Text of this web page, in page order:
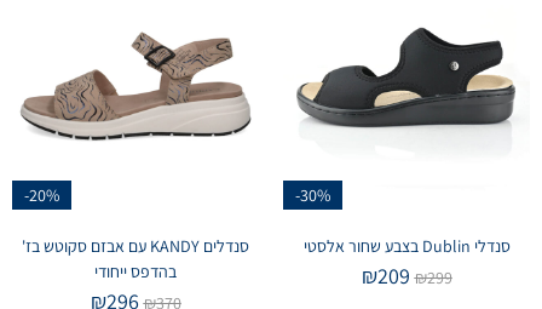
-30%
סנדלי Dublin בצבע שחור אלסטי
₪299
₪209
-20%
סנדלים KANDY עם אבזם סקוטש בז'
בהדפס ייחודי
₪370
₪296